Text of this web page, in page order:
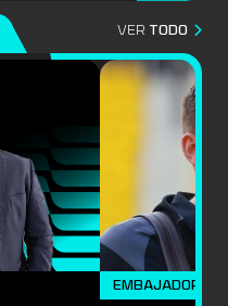
VER TODO
EMBAJADORES